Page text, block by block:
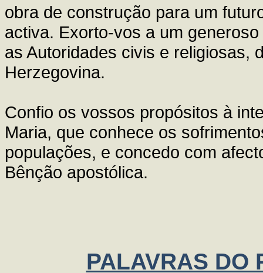
obra de construção para um
activa. Exorto-vos a um
as Autoridades civis e religiosas,
Herzegovina.
Confio os vossos propósitos à
Maria, que conhece os
populações, e concedo com
Bênção apostólica.
PALAVRAS DO